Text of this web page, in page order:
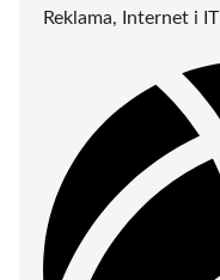
Reklama, Internet i IT